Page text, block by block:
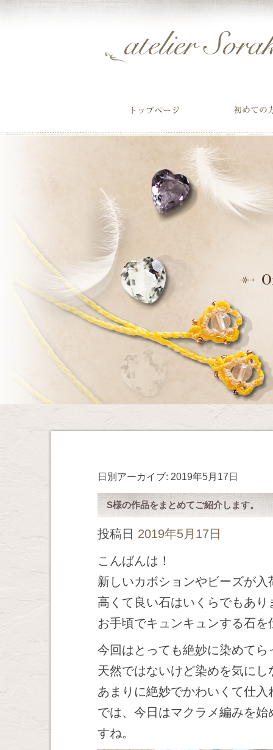
日別アーカイブ: 2019年5月17日
S様の作品をまとめてご紹介します。
投稿日 2019年5月17日
こんばんは！
新しいカボションやビーズが入
高くて良い石はいくらでもあり
お手頃でキュンキュンする石
今回はとっても絶妙に染めて
天然ではないけど染めを気に
あまりに絶妙でかわいくて仕
では、今日はマクラメ編みを
すね。